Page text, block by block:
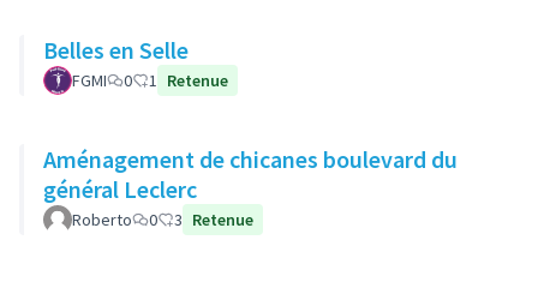
Belles en Selle
FGMI 0 1 Retenue
Aménagement de chicanes boulevard du
général Leclerc
Roberto 0 3 Retenue